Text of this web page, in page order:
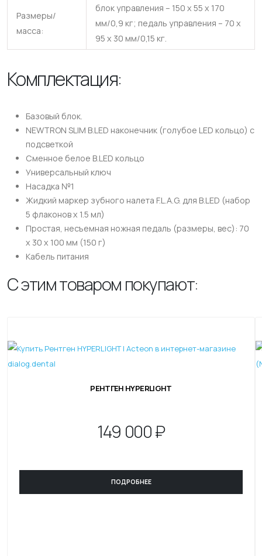
Размеры/
масса:
блок управления – 150 х 55 х 170
мм/0,9 кг; педаль управления – 70 х
95 х 30 мм/0,15 кг.
Комплектация:
Базовый блок.
NEWTRON SLIM B.LED наконечник (голубое LED кольцо) с
подсветкой
Сменное белое B.LED кольцо
Универсальный ключ
Насадка №1
Жидкий маркер зубного налета F.L.A.G. для B.LED (набор
5 флаконов x 1.5 мл)
Простая, несъемная ножная педаль (размеры, вес): 70
x 30 x 100 мм (150 г)
Кабель питания
С этим товаром покупают:
РЕНТГЕН HYPERLIGHT
149 000 ₽
ПОДРОБНЕЕ